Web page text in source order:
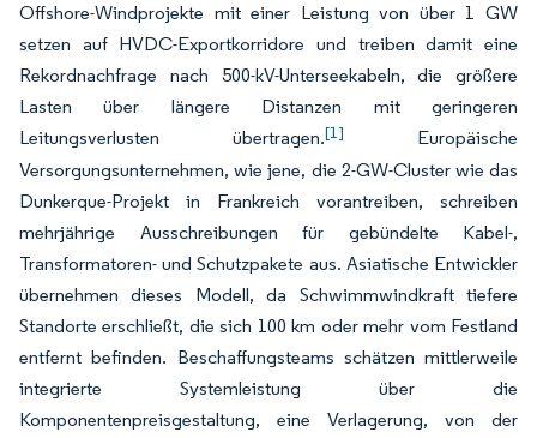
Offshore-Windprojekte mit einer Leistung von über 1 GW
setzen auf HVDC-Exportkorridore und treiben damit eine
Rekordnachfrage nach 500-kV-Unterseekabeln, die größere
Lasten über längere Distanzen mit geringeren
Leitungsverlusten übertragen.[1]
Europäische
Versorgungsunternehmen, wie jene, die 2-GW-Cluster wie das
Dunkerque-Projekt in Frankreich vorantreiben, schreiben
mehrjährige Ausschreibungen für gebündelte Kabel-,
Transformatoren- und Schutzpakete aus. Asiatische Entwickler
übernehmen dieses Modell, da Schwimmwindkraft tiefere
Standorte erschließt, die sich 100 km oder mehr vom Festland
entfernt befinden. Beschaffungsteams schätzen mittlerweile
integrierte Systemleistung über die
Komponentenpreisgestaltung, eine Verlagerung, von der